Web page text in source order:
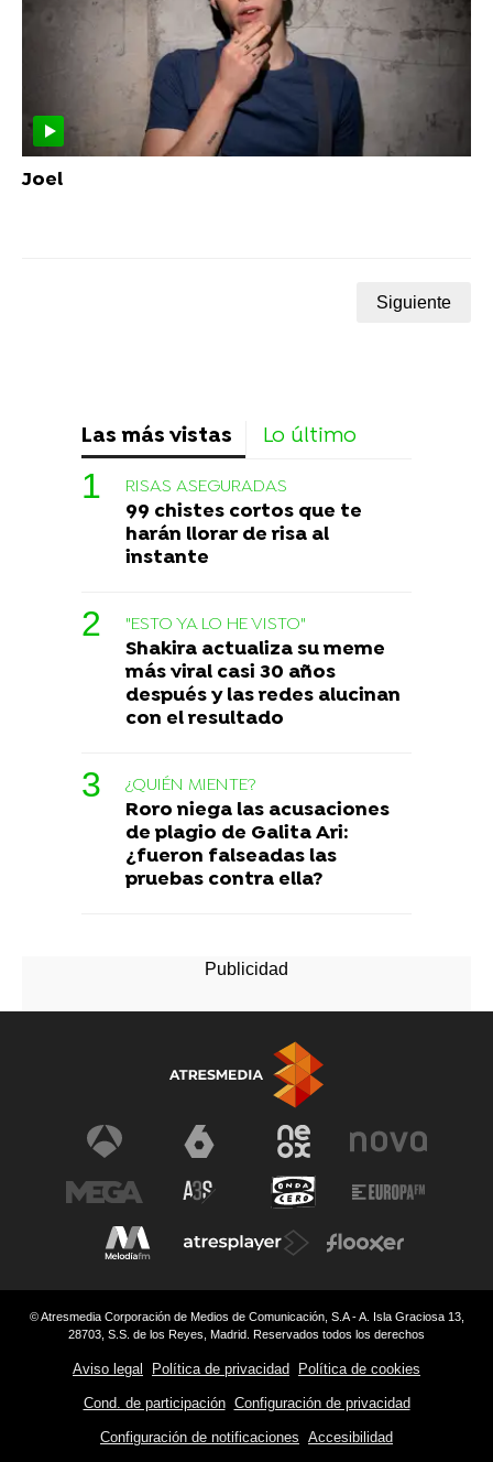
Joel
Siguiente
Las más vistas Lo último
RISAS ASEGURADAS
99 chistes cortos que te
harán llorar de risa al
instante
"ESTO YA LO HE VISTO"
Shakira actualiza su meme
más viral casi 30 años
después y las redes alucinan
con el resultado
¿QUIÉN MIENTE?
Roro niega las acusaciones
de plagio de Galita Ari:
¿fueron falseadas las
pruebas contra ella?
© Atresmedia Corporación de Medios de Comunicación, S.A - A. Isla Graciosa 13,
28703, S.S. de los Reyes, Madrid. Reservados todos los derechos
Aviso legal Política de privacidad Política de cookies
Cond. de participación Configuración de privacidad
Configuración de notificaciones Accesibilidad